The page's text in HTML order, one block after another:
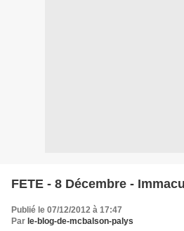
FETE - 8 Décembre -
Publié le 07/12/2012 à 17:47
Par le-blog-de-mcbalson-palys